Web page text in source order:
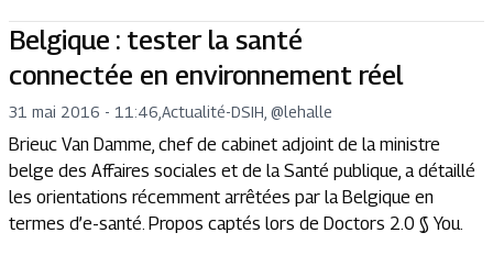
Belgique : tester la santé
connectée en environnement réel
31 mai 2016 - 11:46 Actualité-DSIH, @lehalle
Brieuc Van Damme, chef de cabinet adjoint de la ministre
belge des Affaires sociales et de la Santé publique, a détaillé
les orientations récemment arrêtées par la Belgique en
termes d’e-santé. Propos captés lors de Doctors 2.0 § You.